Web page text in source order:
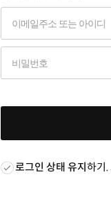
로그인 상태 유지하기.